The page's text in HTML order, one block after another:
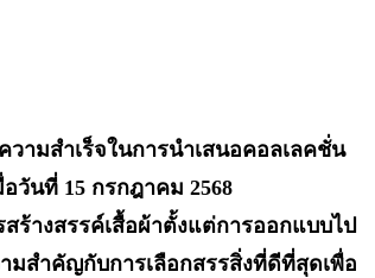
ามสำเร็จในการนำเสนอคอลเลคชั่น
วันที่ 15 กรกฎาคม 2568
างสรรค์เสื้อผ้าตั้งแต่การออกแบบไป
มสำคัญกับการเลือกสรรสิ่งที่ดีที่สุดเพื่อ